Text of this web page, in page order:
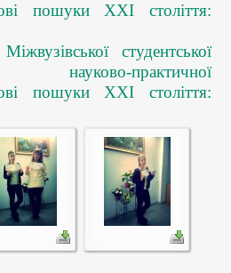
пошуки ХХІ століття:
студентської
практичної
пошуки ХХІ століття: